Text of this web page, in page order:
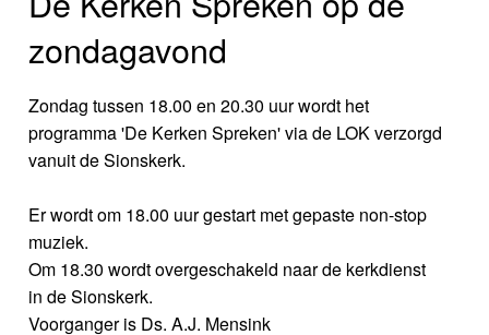
zondagavond
Zondag tussen 18.00 en 20.30 uur wordt het
programma 'De Kerken Spreken' via de LOK verzorgd
vanuit de Sionskerk.
Er wordt om 18.00 uur gestart met gepaste non-stop
muziek.
Om 18.30 wordt overgeschakeld naar de kerkdienst
in de Sionskerk.
Voorganger is Ds. A.J. Mensink